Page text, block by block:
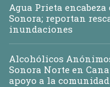
Agua Prieta
Sonora; reportan
inundaciones
Alcohólicos
Sonora Norte en
apoyo a la comunidad